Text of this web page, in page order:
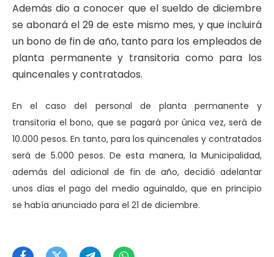
Además dio a conocer que el sueldo de diciembre
se abonará el 29 de este mismo mes, y que incluirá
un bono de fin de año, tanto para los empleados de
planta permanente y transitoria como para los
quincenales y contratados.
En el caso del personal de planta permanente y
transitoria el bono, que se pagará por única vez, será de
10.000 pesos. En tanto, para los quincenales y contratados
será de 5.000 pesos. De esta manera, la Municipalidad,
además del adicional de fin de año, decidió adelantar
unos días el pago del medio aguinaldo, que en principio
se había anunciado para el 21 de diciembre.